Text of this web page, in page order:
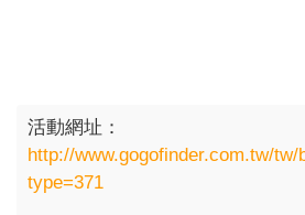
活動網址：
http://www.gogofinder.com.tw/
type=371